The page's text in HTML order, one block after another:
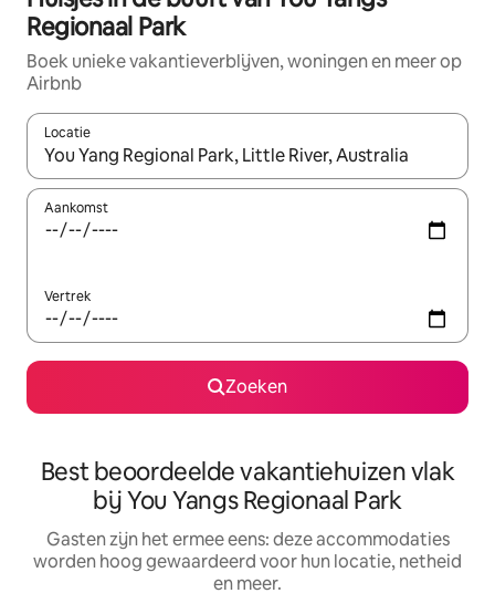
Regionaal Park
Boek unieke vakantieverblijven, woningen en meer op
Airbnb
Locatie
Wanneer er suggesties beschikbaar zijn, maak je een keuze
Aankomst
Vertrek
Zoeken
Best beoordeelde vakantiehuizen vlak
bij You Yangs Regionaal Park
Gasten zijn het ermee eens: deze accommodaties
worden hoog gewaardeerd voor hun locatie, netheid
en meer.